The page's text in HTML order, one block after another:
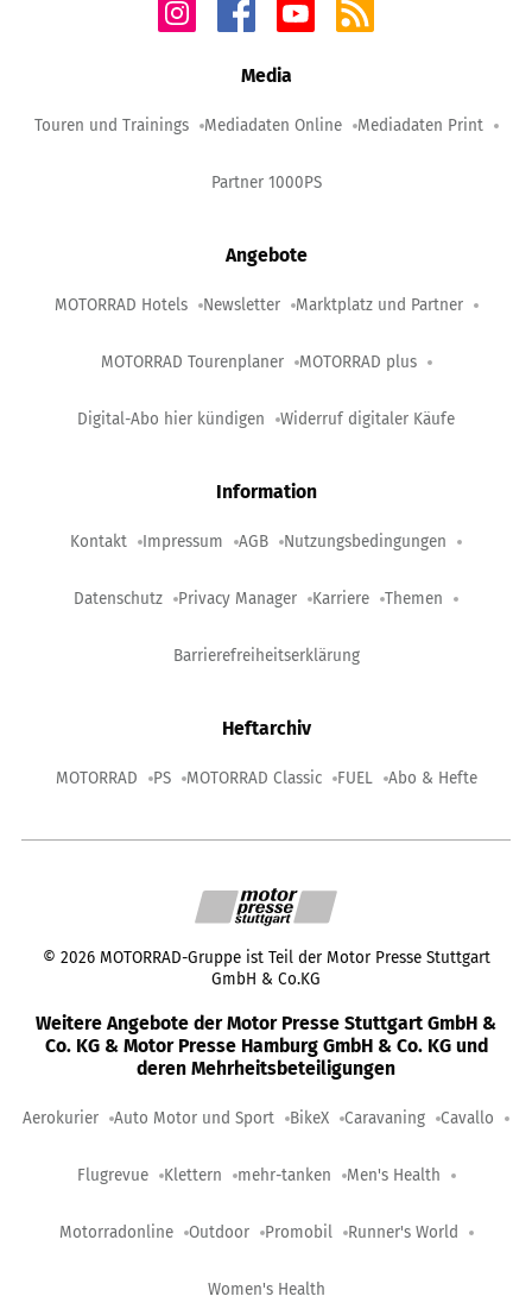
Media
Touren und Trainings Mediadaten Online Mediadaten Print
Partner 1000PS
Angebote
MOTORRAD Hotels Newsletter Marktplatz und Partner
MOTORRAD Tourenplaner MOTORRAD plus
Digital-Abo hier kündigen Widerruf digitaler Käufe
Information
Kontakt Impressum AGB Nutzungsbedingungen
Datenschutz Privacy Manager Karriere Themen
Barrierefreiheitserklärung
Heftarchiv
MOTORRAD PS MOTORRAD Classic FUEL Abo & Hefte
© 2026 MOTORRAD-Gruppe ist Teil der Motor Presse Stuttgart
GmbH & Co.KG
Weitere Angebote der Motor Presse Stuttgart GmbH &
Co. KG & Motor Presse Hamburg GmbH & Co. KG und
deren Mehrheitsbeteiligungen
Aerokurier Auto Motor und Sport BikeX Caravaning Cavallo
Flugrevue Klettern mehr-tanken Men's Health
Motorradonline Outdoor Promobil Runner's World
Women's Health